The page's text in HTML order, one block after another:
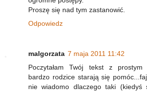
Proszę się nad tym zastanowić.
Odpowiedz
malgorzata 7 maja 2011 11:42
Poczytałam Twój tekst z prostym
bardzo rodzice starają się
nie wiadomo dlaczego taki (kiedyś